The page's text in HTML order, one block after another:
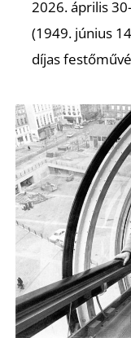
2026. április
(1949. június
díjas